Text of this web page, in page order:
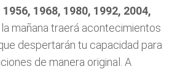
1968, 1980, 1992, 2004,
la mañana traerá acontecimientos
despertarán tu capacidad para
de manera original. A